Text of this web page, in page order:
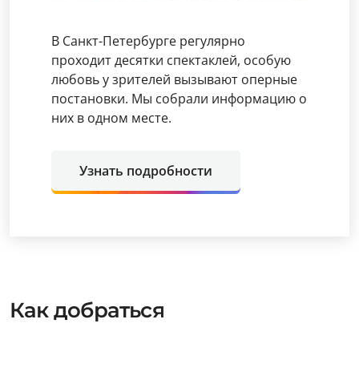
В Санкт-Петербурге регулярно
проходит десятки спектаклей, особую
любовь у зрителей вызывают оперные
постановки. Мы собрали информацию о
них в одном месте.
Узнать подробности
Как добраться